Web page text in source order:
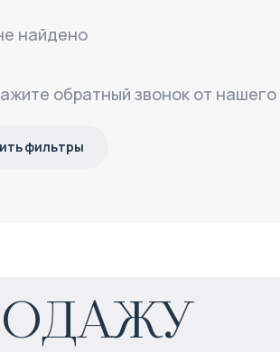
найдено
обратный звонок от
фильтры
70/30%